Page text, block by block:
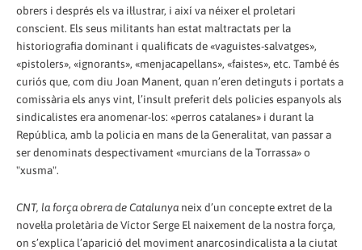
obrers i després els va il·lustrar, i així va néixer el proletari
conscient. Els seus militants han estat maltractats per la
historiografia dominant i qualificats de «vaguistes-salvatges»,
«pistolers», «ignorants», «menjacapellans», «faistes», etc. També és
curiós que, com diu Joan Manent, quan n’eren detinguts i portats a
comissària els anys vint, l’insult preferit dels policies espanyols als
sindicalistes era anomenar-los: «perros catalanes» i durant la
República, amb la policia en mans de la Generalitat, van passar a
ser denominats despectivament «murcians de la Torrassa» o
"xusma".
CNT, la força obrera de Catalunya neix d’un concepte extret de la
novel·la proletària de Víctor Serge El naixement de la nostra força,
on s’explica l’aparició del moviment anarcosindicalista a la ciutat